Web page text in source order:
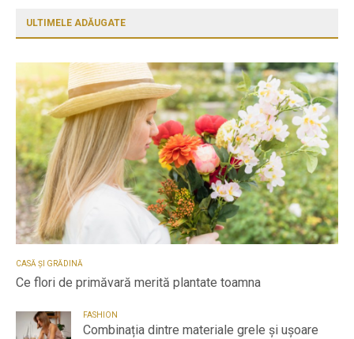
ULTIMELE ADĂUGATE
CASĂ ȘI GRĂDINĂ
Ce flori de primăvară merită plantate toamna
FASHION
Combinația dintre materiale grele și ușoare